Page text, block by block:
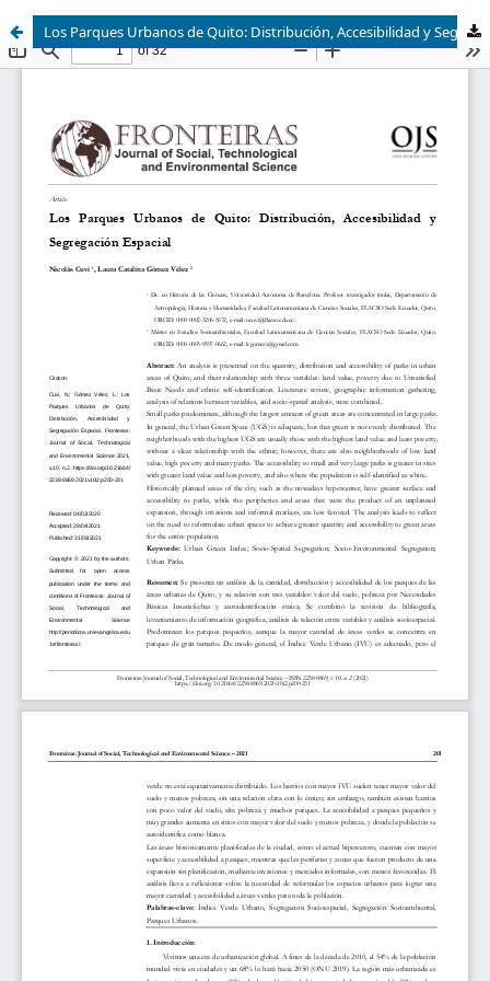
Los Parques Urbanos de Quito: Distribución, Accesibilidad y Segregación Espacial